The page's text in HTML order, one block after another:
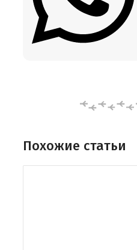
Похожие статьи